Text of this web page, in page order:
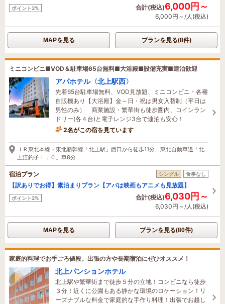
ポイント2% 合計(税込)6,000円～
6,000円～/人(税込)
MAPを見る プランを見る(8件)
ミニコンビニ■VOD＆駐車場65台無料■大浴殿■設備充実■連泊歓迎
アパホテル〈北上駅西〉
先着65台駐車場無料、VOD見放題、ミニコンビニ・各種
自販機あり【大浴殿】金～日・祝は男女入替制（平日は
男性のみ） 商業施設・繁華街も徒歩圏内、コインラン
ドリー(各４台)と電子レンジ3台で連泊も安心！
2名がこの宿を見ています
16時間前に予約されました
ＪＲ東北本線・東北新幹線「北上駅」西口から徒歩11分、東北自動車道「北
上江釣子Ｉ．Ｃ」車8分
宿泊プラン シングル 食事なし
【訳ありでお得】素泊まりプラン【アパは映画もアニメも見放題】
ポイント2% 合計(税込)6,030円～
6,030円～/人(税込)
MAPを見る プランを見る(80件)
家庭的料理でお手ごろ値段。出張の方や長期宿泊にぜひオススメ！
北上パンションホテル
北上駅や繁華街まで徒歩５分の立地！コンビニなら徒歩
３分！近くに公園もある静かな環境のロケーション！リ
ーズナブルな料金で家庭的な手作り料理！出張でお越し